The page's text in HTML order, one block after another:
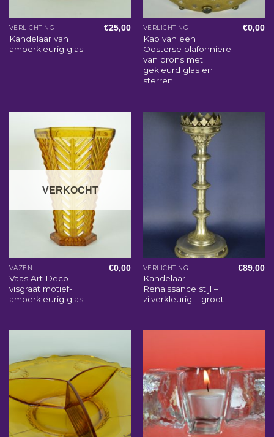
VERLICHTING
Kandelaar van
amberkleurig glas
€25,00 VERLICHTING
Kap van een
Oosterse plafonniere
van brons met
gekleurd glas en
sterren
€0,00
VERKOCHT
VAZEN
Vaas Art Deco –
visgraat motief-
amberkleurig glas
€0,00 VERLICHTING
Kandelaar
Renaissance stijl –
zilverkleurig – groot
€89,00